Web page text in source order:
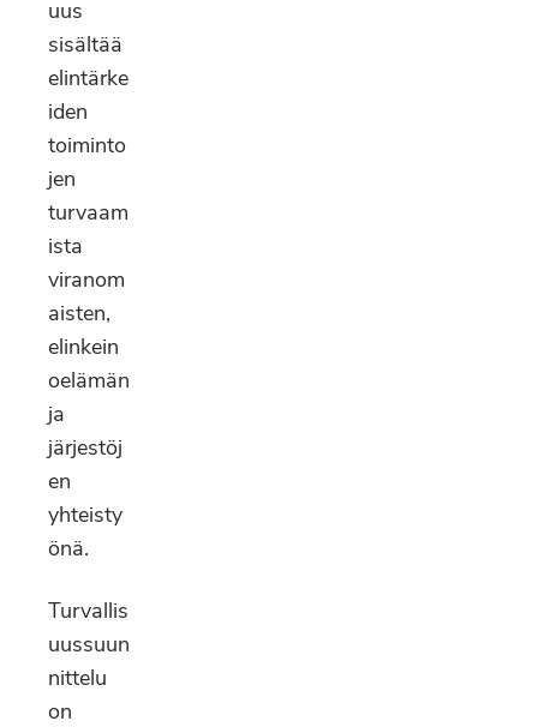
uus
sisältää
elintärke
iden
toiminto
jen
turvaam
ista
viranom
aisten,
elinkein
oelämän
ja
järjestöj
en
yhteisty
önä.
Turvallis
uussuun
nittelu
on